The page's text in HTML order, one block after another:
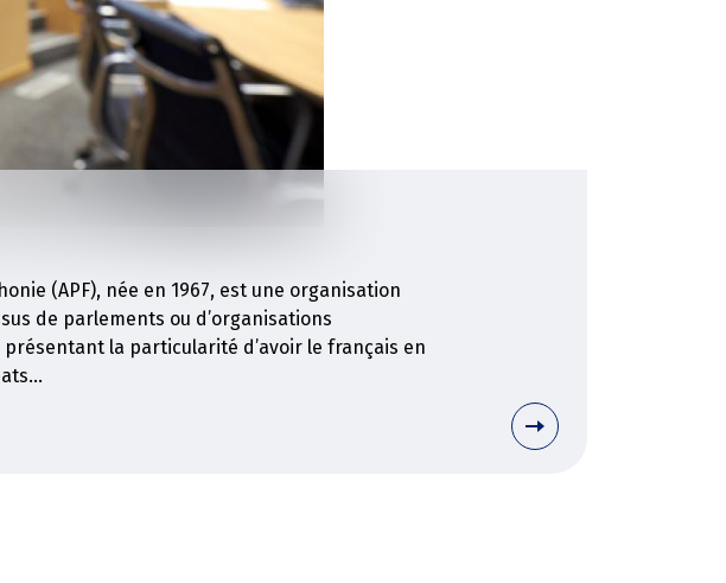
(APF), née en 1967, est une organisation
de parlements ou d’organisations
la particularité d’avoir le français en